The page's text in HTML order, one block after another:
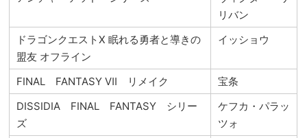
リバン
ドラゴンクエストX 眠れる勇者と導きの
盟友 オフライン
イッショウ
FINAL FANTASY Ⅶ リメイク
宝条
DISSIDIA FINAL FANTASY シリー
ズ
ケフカ・パラッ
ツォ